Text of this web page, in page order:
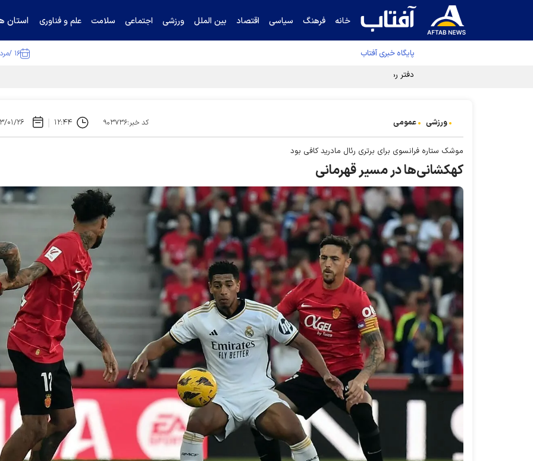
خانه فرهنگ سیاسی اقتصاد بین الملل ورزشی اجتماعی سلامت علم و فناوری استان
پایگاه خبری آفتاب ۱۶ /مرداد /۱۴۰۵
دفتر رهبر انقلاب ادعای خرازی درباره پزشکیان را تکذیب کرد
ورزشی عمومی کد خبر:۹۰۳۷۳۶ ۱۲:۴۴ ۱۴۰۳/
موشک ستاره فرانسوی برای برتری رئال مادرید کافی بود
کهکشانی‌ها در مسیر قهرمانی